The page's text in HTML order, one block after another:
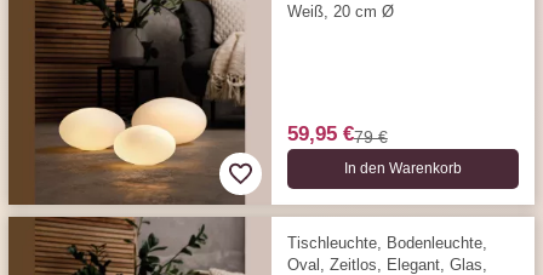
Weiß, 20 cm Ø
59,95 €79 €
In den Warenkorb
Tischleuchte, Bodenleuchte,
Oval, Zeitlos, Elegant, Glas,